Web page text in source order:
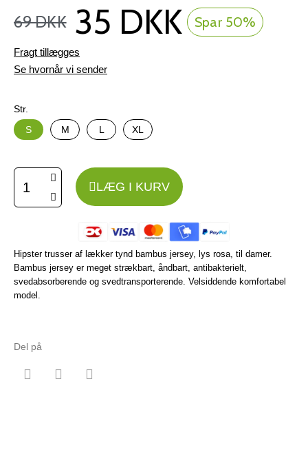
69 DKK 35 DKK Spar 50%
Fragt tillægges
Se hvornår vi sender
Str.
S
M L XL
LÆG I KURV
Hipster trusser af lækker tynd bambus jersey, lys rosa, til damer.
Bambus jersey er meget strækbart, åndbart, antibakterielt,
svedabsorberende og svedtransporterende. Velsiddende komfortabel
model.
Del på